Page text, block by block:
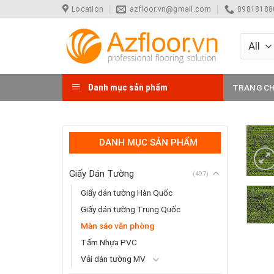
to
Location azfloor.vn@gmail.com
Danh mục sản phẩm TRANG
DANH MỤC SẢN PHẨM
Giấy Dán Tường (497)
Giấy dán tường Hàn Quốc
Giấy dán tường Trung Quốc
Màn sáo văn phòng
Tấm Nhựa PVC
Vải dán tường MV